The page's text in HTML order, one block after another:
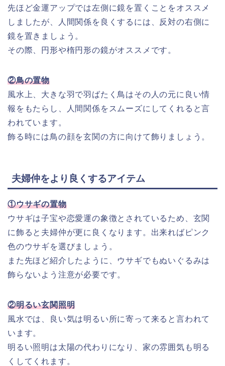
先ほど金運アップでは左側に鏡を置くことをオススメ
しましたが、人間関係を良くするには、反対の右側に
鏡を置きましょう。
その際、円形や楕円形の鏡がオススメです。
②鳥の置物
風水上、大きな羽で羽ばたく鳥はその人の元に良い情
報をもたらし、人間関係をスムーズにしてくれると言
われています。
飾る時には鳥の顔を玄関の方に向けて飾りましょう。
夫婦仲をより良くするアイテム
①ウサギの置物
ウサギは子宝や恋愛運の象徴とされているため、玄関
に飾ると夫婦仲が更に良くなります。出来ればピンク
色のウサギを選びましょう。
また先ほど紹介したように、ウサギでもぬいぐるみは
飾らないよう注意が必要です。
②明るい玄関照明
風水では、良い気は明るい所に寄って来ると言われて
います。
明るい照明は太陽の代わりになり、家の雰囲気も明る
くしてくれます。